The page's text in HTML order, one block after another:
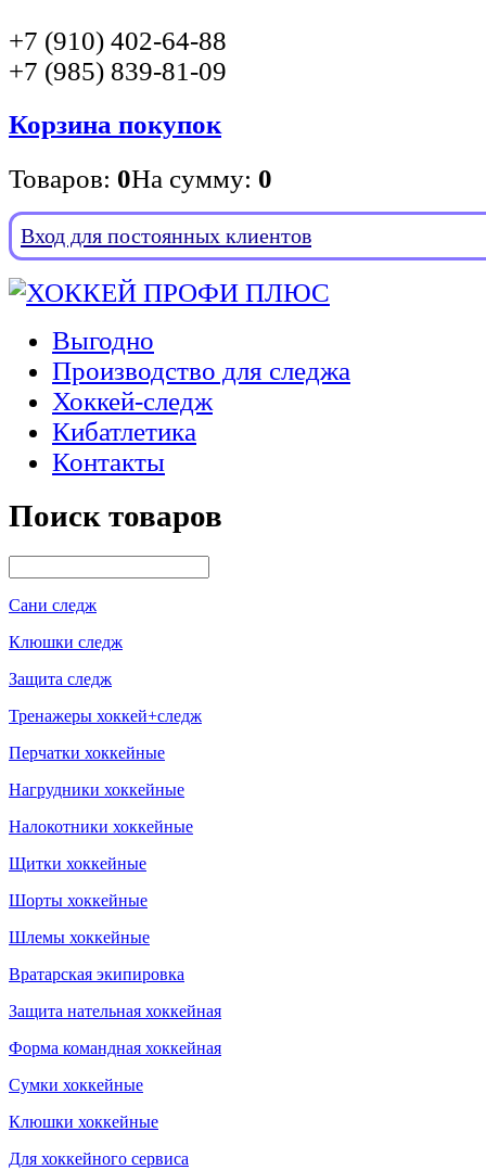
+7 (910) 402-64-88
+7 (985) 839-81-09
Корзина покупок
Товаров: 0На сумму: 0
Вход для постоянных клиентов
Выгодно
Производство для следжа
Хоккей-следж
Кибатлетика
Контакты
Поиск товаров
Сани следж
Клюшки следж
Защита следж
Тренажеры хоккей+следж
Перчатки хоккейные
Нагрудники хоккейные
Налокотники хоккейные
Щитки хоккейные
Шорты хоккейные
Шлемы хоккейные
Вратарская экипировка
Защита нательная хоккейная
Форма командная хоккейная
Сумки хоккейные
Клюшки хоккейные
Для хоккейного сервиса